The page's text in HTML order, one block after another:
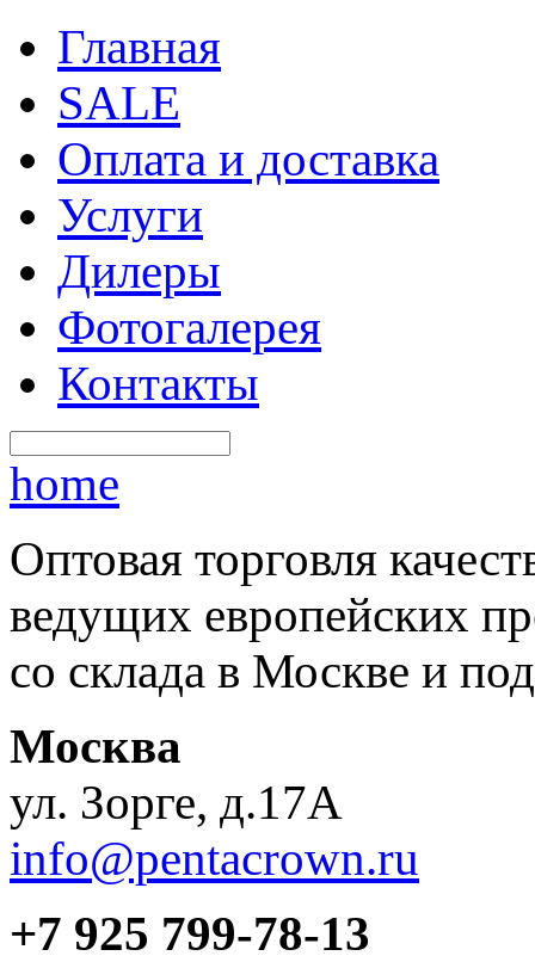
Главная
SALE
Оплата и доставка
Услуги
Дилеры
Фотогалерея
Контакты
home
Оптовая торговля
ведущих европейских
со склада в Москве и под
Москва
ул. Зорге, д.17А
info@pentacrown.ru
+7 925 799-78-13